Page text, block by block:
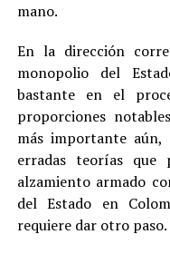
mano.
En la dirección
monopolio del
bastante en el
proporciones
más importante aún,
erradas teorías
alzamiento armado
del Estado en
requiere dar otro paso.